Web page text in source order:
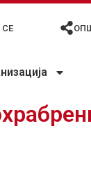
СЕ